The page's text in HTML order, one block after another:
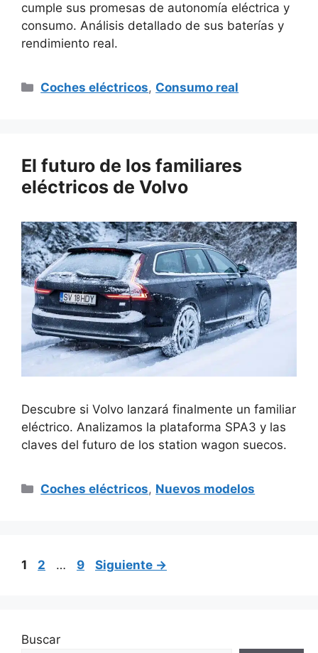
cumple sus promesas de autonomía eléctrica y
consumo. Análisis detallado de sus baterías y
rendimiento real.
Categorías
Coches eléctricos, Consumo real
El futuro de los familiares
eléctricos de Volvo
Descubre si Volvo lanzará finalmente un familiar
eléctrico. Analizamos la plataforma SPA3 y las
claves del futuro de los station wagon suecos.
Categorías
Coches eléctricos, Nuevos modelos
Página
1 Página
2 … Página
9 Siguiente →
Buscar